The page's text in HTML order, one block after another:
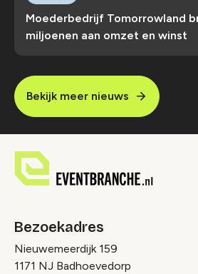
Moederbedrijf Tomorrowland
miljoenen aan omzet en winst
Bekijk meer nieuws
Bezoekadres
Nieuwemeerdijk 159
1171 NJ Badhoevedorp